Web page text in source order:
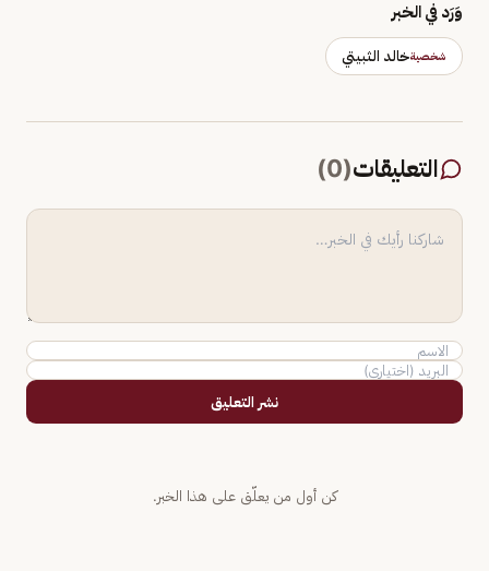
وَرَد في الخبر
شخصيةخالد الثبيتي
التعليقات(
0
)
نشر التعليق
كن أول من يعلّق على هذا الخبر.